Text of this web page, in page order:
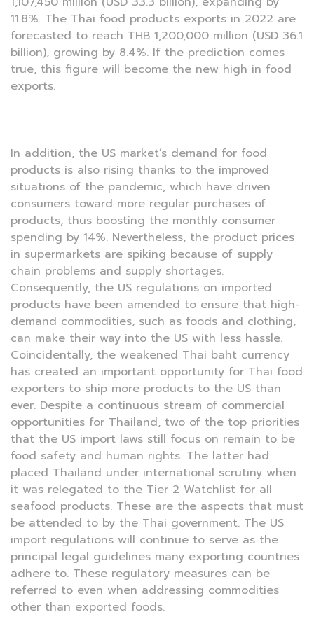
11.8%. The Thai food products exports in 2022 are
forecasted to reach THB 1,200,000 million (USD 36.1
billion), growing by 8.4%. If the prediction comes
true, this figure will become the new high in food
exports.
In addition, the US market’s demand for food
products is also rising thanks to the improved
situations of the pandemic, which have driven
consumers toward more regular purchases of
products, thus boosting the monthly consumer
spending by 14%. Nevertheless, the product prices
in supermarkets are spiking because of supply
chain problems and supply shortages.
Consequently, the US regulations on imported
products have been amended to ensure that high-
demand commodities, such as foods and clothing,
can make their way into the US with less hassle.
Coincidentally, the weakened Thai baht currency
has created an important opportunity for Thai food
exporters to ship more products to the US than
ever. Despite a continuous stream of commercial
opportunities for Thailand, two of the top priorities
that the US import laws still focus on remain to be
food safety and human rights. The latter had
placed Thailand under international scrutiny when
it was relegated to the Tier 2 Watchlist for all
seafood products. These are the aspects that must
be attended to by the Thai government. The US
import regulations will continue to serve as the
principal legal guidelines many exporting countries
adhere to. These regulatory measures can be
referred to even when addressing commodities
other than exported foods.